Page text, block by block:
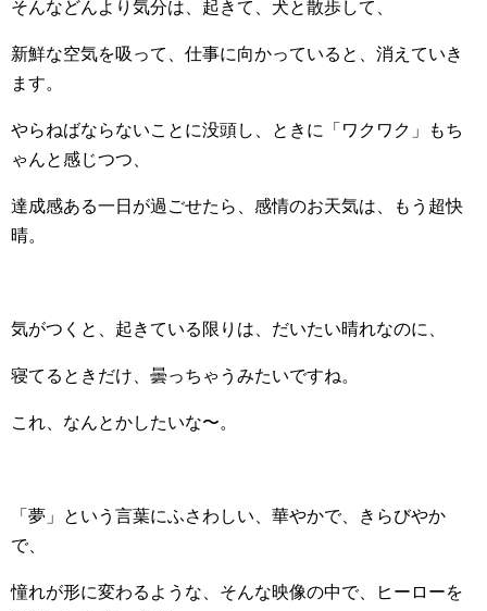
そんなどんより気分は、起きて、犬と散歩して、
新鮮な空気を吸って、仕事に向かっていると、消えていき
ます。
やらねばならないことに没頭し、ときに「ワクワク」もち
ゃんと感じつつ、
達成感ある一日が過ごせたら、感情のお天気は、もう超快
晴。
気がつくと、起きている限りは、だいたい晴れなのに、
寝てるときだけ、曇っちゃうみたいですね。
これ、なんとかしたいな〜。
「夢」という言葉にふさわしい、華やかで、きらびやか
で、
憧れが形に変わるような、そんな映像の中で、ヒーローを